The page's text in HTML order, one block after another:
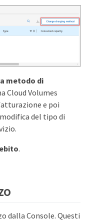
metodo di
Cloud Volumes
e poi
del tipo di
.
dalla Console. Questi